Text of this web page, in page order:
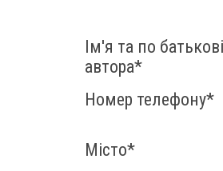
Ім'я та по батькові
автора*
Номер телефону*
Місто*